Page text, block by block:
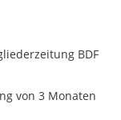
BDF
von 3 Monaten